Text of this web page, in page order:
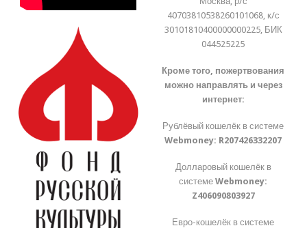
40703810538260101068, к/с
30101810400000000225, БИК
044525225
Кроме того, пожертвования
можно направлять и через
интернет:
Рублёвый кошелёк в системе
Webmoney: R207426332207
Долларовый кошелёк в
системеWebmoney:
Z406090803927
Евро-кошелёк в системе